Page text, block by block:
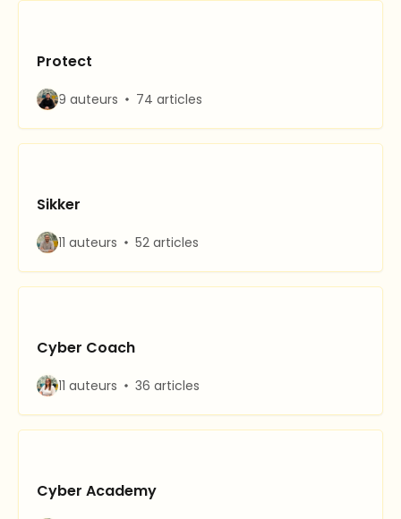
Protect
9 auteurs 74 articles
Sikker
11 auteurs 52 articles
Cyber Coach
11 auteurs 36 articles
Cyber Academy